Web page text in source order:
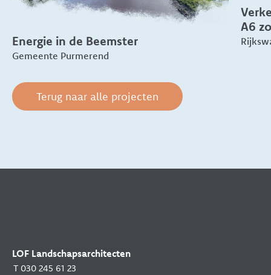
Energie in de Beemster
Gemeente Purmerend
A6
Terug naar alle projecten
LOF Landschapsarchitecten
T 030 245 61 23